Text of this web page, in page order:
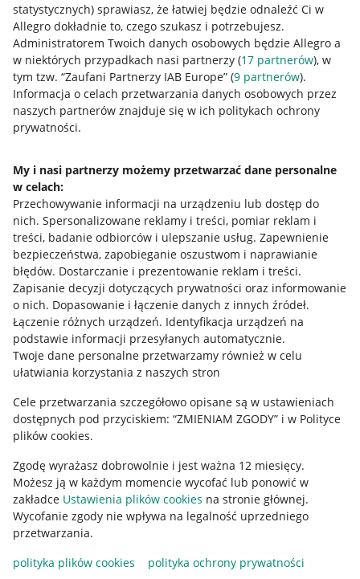
statystycznych) sprawiasz, że łatwiej będzie odnaleźć Ci w
Allegro dokładnie to, czego szukasz i potrzebujesz.
Administratorem Twoich danych osobowych będzie Allegro a
w niektórych przypadkach nasi partnerzy (17 partnerów), w
tym tzw. “Zaufani Partnerzy IAB Europe” (9 partnerów).
Informacja o celach przetwarzania danych osobowych przez
naszych partnerów znajduje się w ich politykach ochrony
prywatności.
My i nasi partnerzy możemy przetwarzać dane personalne
w celach:
Przechowywanie informacji na urządzeniu lub dostęp do
nich. Spersonalizowane reklamy i treści, pomiar reklam i
treści, badanie odbiorców i ulepszanie usług. Zapewnienie
bezpieczeństwa, zapobieganie oszustwom i naprawianie
błędów. Dostarczanie i prezentowanie reklam i treści.
Zapisanie decyzji dotyczących prywatności oraz informowanie
o nich. Dopasowanie i łączenie danych z innych źródeł.
Łączenie różnych urządzeń. Identyfikacja urządzeń na
podstawie informacji przesyłanych automatycznie.
Twoje dane personalne przetwarzamy również w celu
ułatwiania korzystania z naszych stron
Cele przetwarzania szczegółowo opisane są w ustawieniach
dostępnych pod przyciskiem: “ZMIENIAM ZGODY” i w Polityce
plików cookies.
Zgodę wyrażasz dobrowolnie i jest ważna 12 miesięcy.
Możesz ją w każdym momencie wycofać lub ponowić w
zakładce Ustawienia plików cookies na stronie głównej.
Wycofanie zgody nie wpływa na legalność uprzedniego
przetwarzania.
polityka plików cookies
polityka ochrony prywatności
Przydatne informacje
Jak to działa
Allegro Gadane dla sprzedających
Allegro Gadane dla kupujących
Mapa miejscowości
Informacje prawne
Regulamin
Polityka plików "cookies"
Ustawienia plików "cookies"
Udostępnianie lokalizacji
Informacje dla Aktu o Usługach Cyfrowych
Pobierz aplikację